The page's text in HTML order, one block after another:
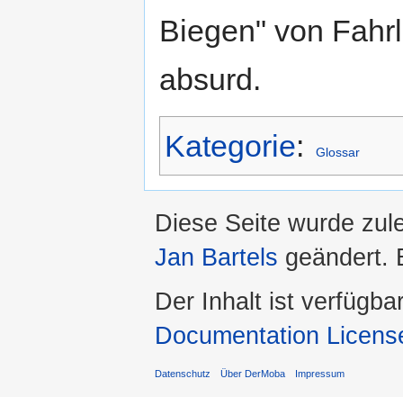
Biegen" von
absurd.
Kategorie: Glossar
Diese Seite wurde
Jan Bartels geändert.
Der Inhalt ist
Documentation
Datenschutz Über DerMoba Impressum